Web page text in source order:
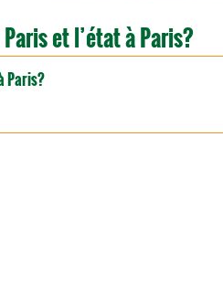
et l’état à Paris?
Paris?